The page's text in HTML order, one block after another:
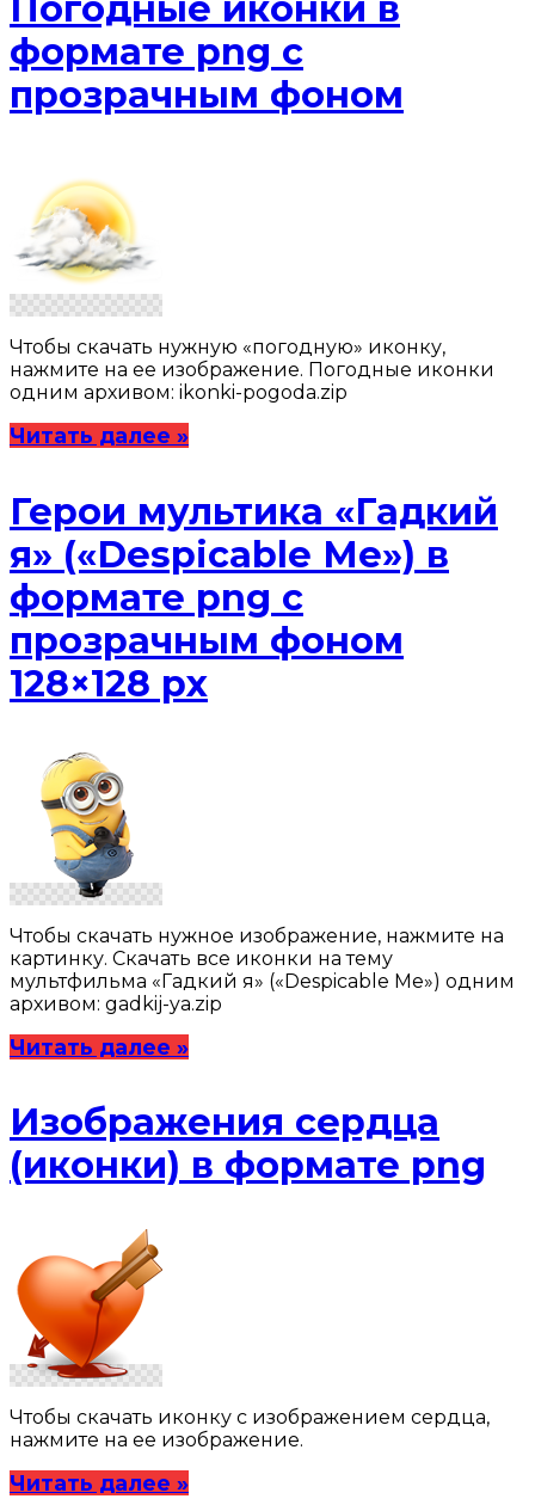
Погодные иконки в
формате png с
прозрачным фоном
Чтобы скачать нужную «погодную» иконку,
нажмите на ее изображение. Погодные иконки
одним архивом: ikonki-pogoda.zip
Читать далее »
Герои мультика «Гадкий
я» («Despicable Me») в
формате png с
прозрачным фоном
128×128 px
Чтобы скачать нужное изображение, нажмите на
картинку. Скачать все иконки на тему
мультфильма «Гадкий я» («Despicable Me») одним
архивом: gadkij-ya.zip
Читать далее »
Изображения сердца
(иконки) в формате png
Чтобы скачать иконку с изображением сердца,
нажмите на ее изображение.
Читать далее »